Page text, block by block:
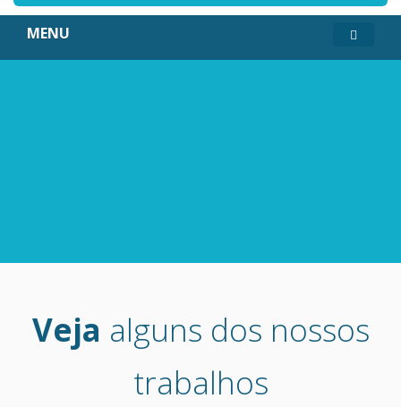
MENU
Veja alguns dos nossos
trabalhos